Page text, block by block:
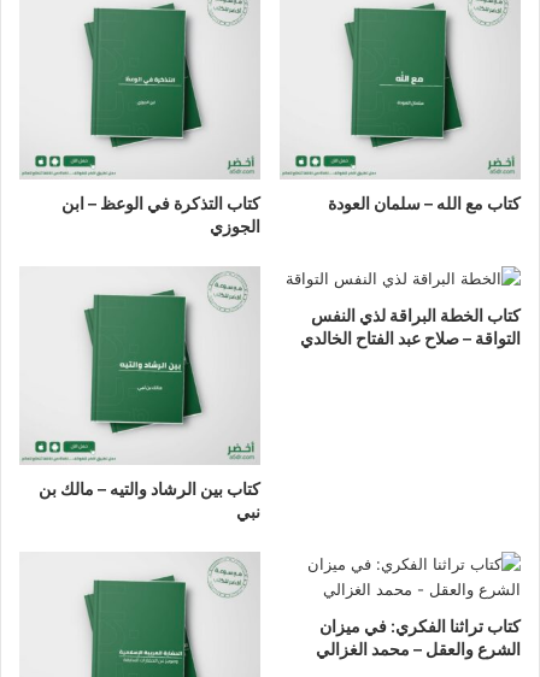
كتاب مع الله – سلمان العودة
كتاب التذكرة في الوعظ – ابن
الجوزي
كتاب الخطة البراقة لذي النفس
التواقة – صلاح عبد الفتاح الخالدي
كتاب بين الرشاد والتيه – مالك بن
نبي
كتاب تراثنا الفكري: في ميزان
الشرع والعقل – محمد الغزالي